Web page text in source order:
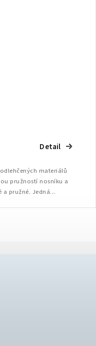
Detail
materiálů
pružností nosníku a
a pružné. Jedná...